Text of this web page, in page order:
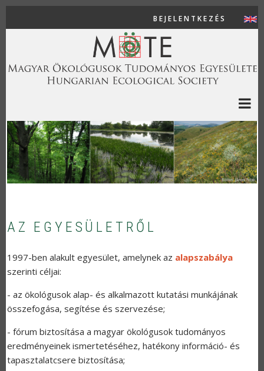
Ugrás a tartalomra
USER
BEJELENTKEZÉS
AZ EGYESÜLETRŐL
1997-ben alakult egyesület, amelynek az alapszabálya
szerinti céljai:
- az ökológusok alap- és alkalmazott kutatási munkájának
összefogása, segítése és szervezése;
- fórum biztosítása a magyar ökológusok tudományos
eredményeinek ismertetéséhez, hatékony információ- és
tapasztalatcsere biztosítása;